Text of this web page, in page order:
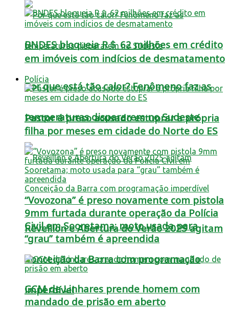
Por que está tão calor? Fenômeno faz as
temperaturas dispararem no Sudeste
Réveillon e Abertura do Verão 2025 agitam
Conceição da Barra com programação
imperdível
BNDES bloqueia R＄ 62 milhões em crédito
em imóveis com indícios de desmatamento
Polícia
Pastor é preso acusado estuprar a própria
filha por meses em cidade do Norte do ES
“Vovozona” é preso novamente com pistola
9mm furtada durante operação da Polícia
Civil em Sooretama; moto usada para
“grau” também é apreendida
GCM de Linhares prende homem com
mandado de prisão em aberto